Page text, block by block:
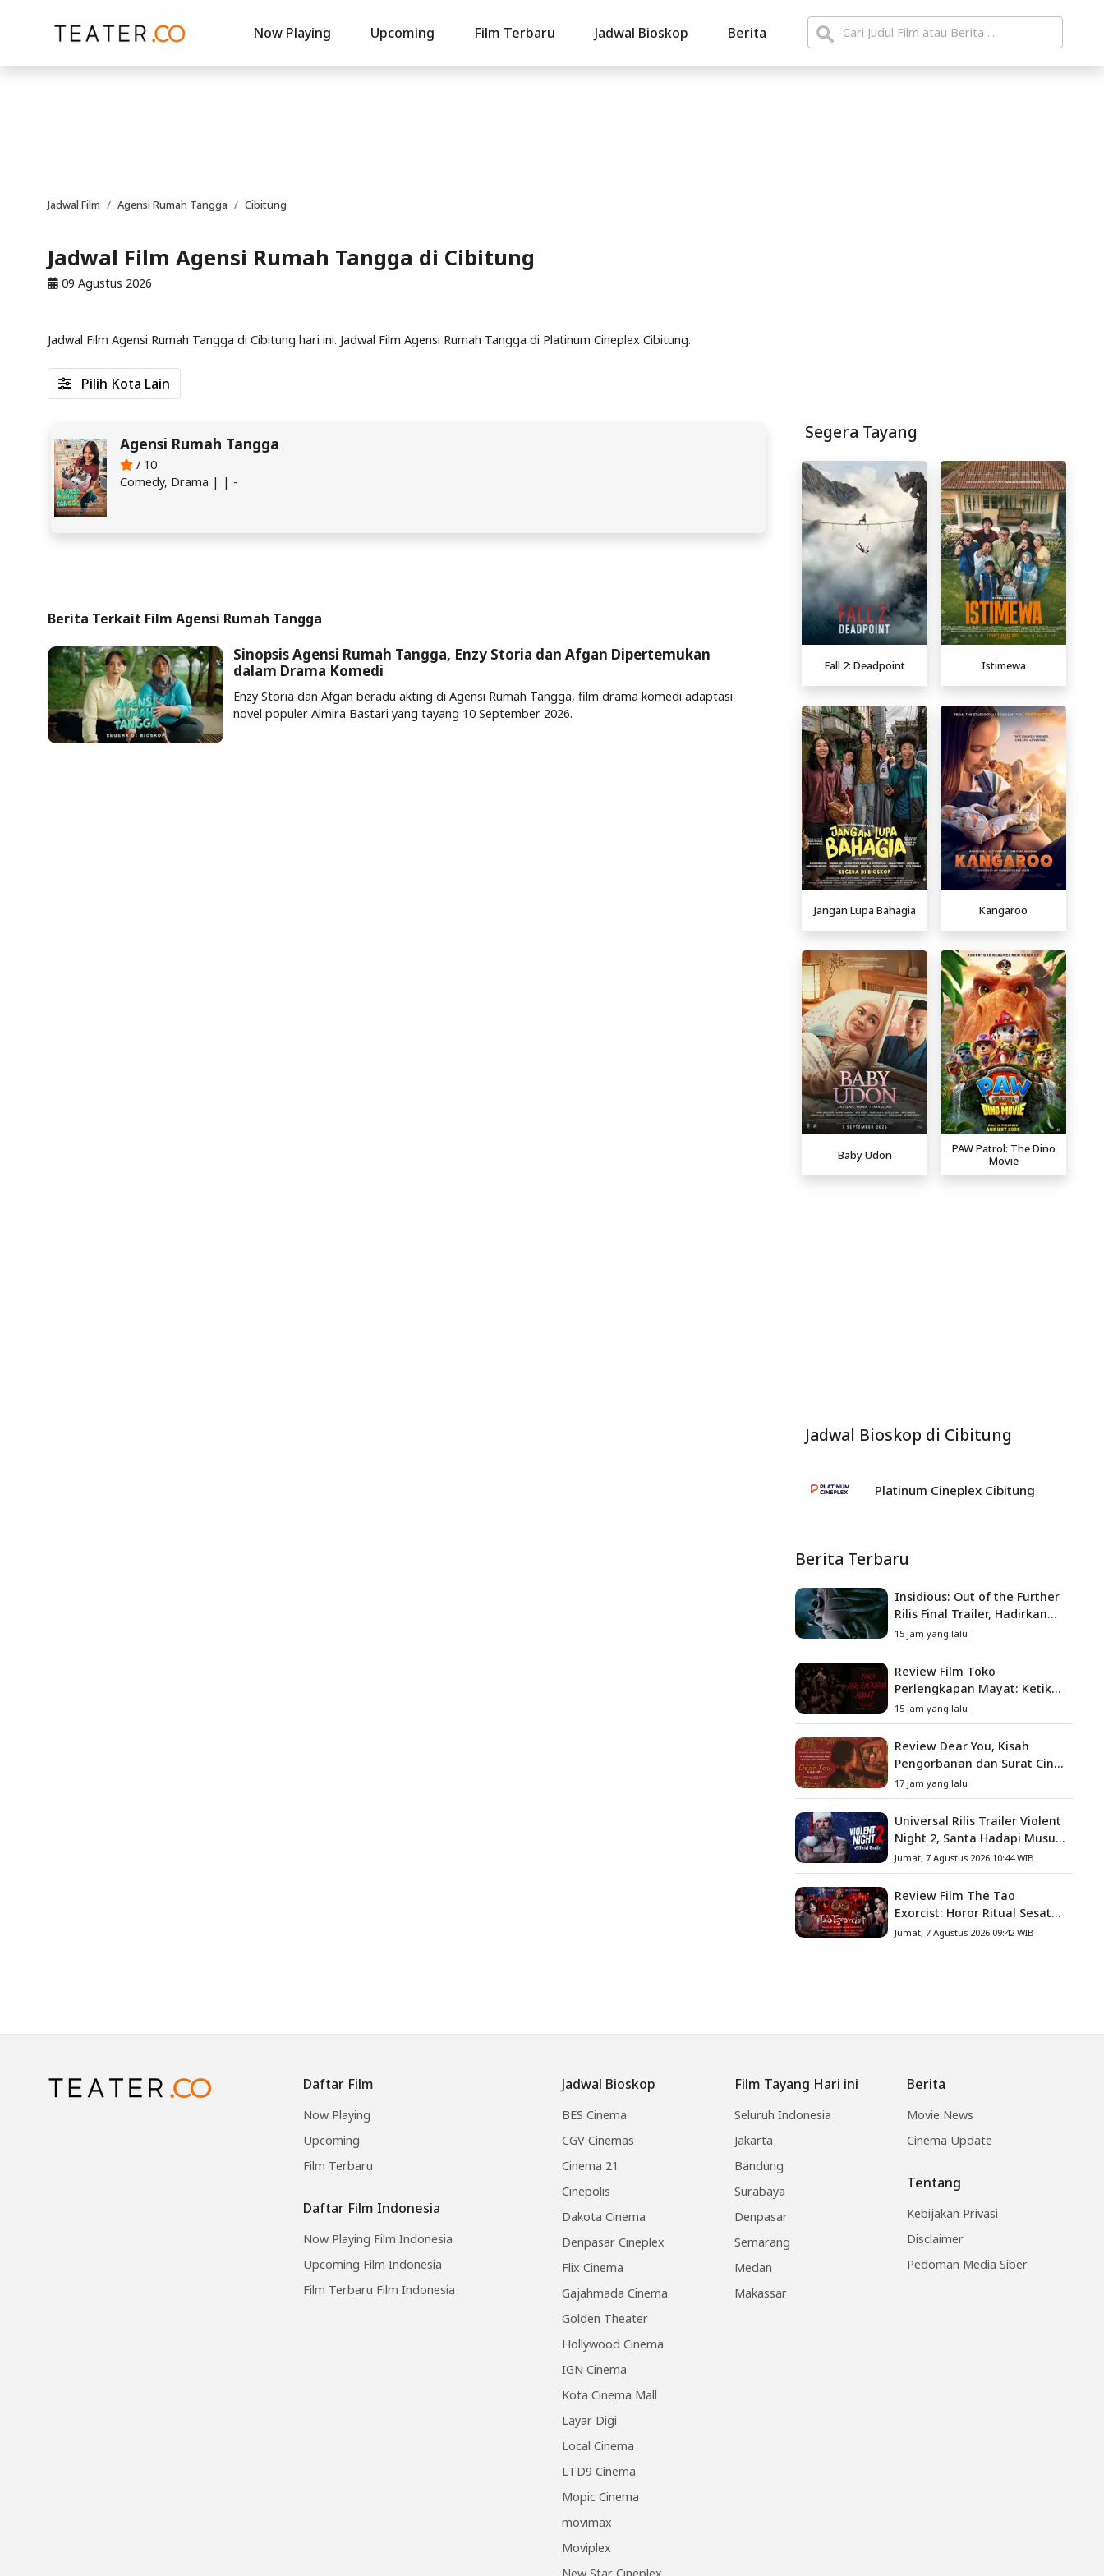
Now Playing Upcoming Film Terbaru Jadwal Bioskop Berita
Jadwal Film Agensi Rumah Tangga Cibitung
Jadwal Film Agensi Rumah Tangga di Cibitung
09 Agustus 2026
Jadwal Film Agensi Rumah Tangga di Cibitung hari ini. Jadwal Film Agensi Rumah Tangga di Platinum Cineplex Cibitung.
Agensi Rumah Tangga
/ 10
Comedy, Drama | | -
Pilih Kota Lain
Berita Terkait Film Agensi Rumah Tangga
Sinopsis Agensi Rumah Tangga, Enzy Storia dan Afgan Dipertemukan
dalam Drama Komedi
Enzy Storia dan Afgan beradu akting di Agensi Rumah Tangga, film drama komedi adaptasi
novel populer Almira Bastari yang tayang 10 September 2026.
Segera Tayang
Fall 2: Deadpoint Istimewa
Jangan Lupa Bahagia Kangaroo
Baby Udon
PAW Patrol: The Dino
Movie
Jadwal Bioskop di Cibitung
Platinum Cineplex Cibitung
Berita Terbaru
Insidious: Out of the Further
Rilis Final Trailer, Hadirkan
Teror Baru, Iblis Kini Masuk
ke Dunia Manusia
15 jam yang lalu
Review Film Toko
Perlengkapan Mayat: Ketika
Kutukan Keluarga Menjadi
Sumber Teror yang
Sesungguhnya
15 jam yang lalu
Review Dear You, Kisah
Pengorbanan dan Surat Cinta
yang Menyentuh Hati
17 jam yang lalu
Universal Rilis Trailer Violent
Night 2, Santa Hadapi Musuh
Baru
Jumat, 7 Agustus 2026 10:44 WIB
Review Film The Tao
Exorcist: Horor Ritual Sesat
Taiwan yang Penuh Misteri
dan Teror Psikologis
Jumat, 7 Agustus 2026 09:42 WIB
Daftar Film
Now Playing
Upcoming
Film Terbaru
Daftar Film Indonesia
Now Playing Film Indonesia
Upcoming Film Indonesia
Film Terbaru Film Indonesia
Jadwal Bioskop
BES Cinema
CGV Cinemas
Cinema 21
Cinepolis
Dakota Cinema
Denpasar Cineplex
Flix Cinema
Gajahmada Cinema
Golden Theater
Hollywood Cinema
IGN Cinema
Kota Cinema Mall
Layar Digi
Local Cinema
LTD9 Cinema
Mopic Cinema
movimax
Moviplex
New Star Cineplex
Film Tayang Hari ini
Seluruh Indonesia
Jakarta
Bandung
Surabaya
Denpasar
Semarang
Medan
Makassar
Berita
Movie News
Cinema Update
Tentang
Kebijakan Privasi
Disclaimer
Pedoman Media Siber